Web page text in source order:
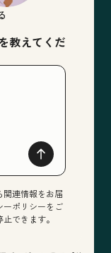
教えてくだ
関連情報をお届
ーポリシーをご
できます。